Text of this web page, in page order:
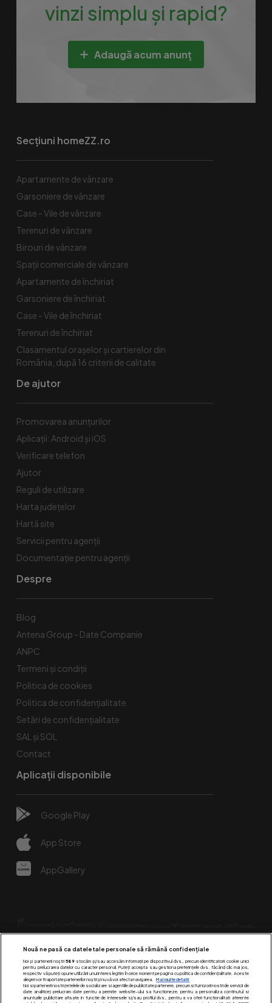
vinzi simplu și rapid?
Adaugă acum anunț
Secțiuni homeZZ.ro
Apartamente de vânzare
Garsoniere de vânzare
Case - Vile de vânzare
Terenuri de vânzare
Birouri de vânzare
Spaţii comerciale de vânzare
Apartamente de închiriat
Garsoniere de închiriat
Case - Vile de închiriat
Terenuri de închiriat
Clasamentul orașelor și cartierelor din
România, după 16 criterii de calitate
De ajutor
Promovarea anunțurilor
Aplicații: Android și iOS
Verificare telefon
Ajutor
Reguli de utilizare
Harta județelor
Hartă site
Servicii pentru agenții
Documentație pentru agenții
Despre
Blog
Antena Group - Date Companie
ANPC
Termeni și condiții
Politica de cookies
Politica de confidențialitate
Setări de confidențialitate
SAL și SOL
Contact
Aplicații disponibile
Google Play
App Store
AppGallery
Urmărește-ne pe:
Nouă ne pasă ca datele tale personale să rămână confidențiale
Noi și partenerii noștri 589stocăm și/sau accesăm informații pe dispozitivul dvs., precum identificatorii cookie unici
pentru prelucrarea datelor cu caracter personal. Puteți accepta sau gestiona preferințele dvs. făcând clic mai jos,
respectiv vă puteți opune utilizării unui interes legitim în orice moment pe pagina cu politica de confidențialitate. Aceste
alegeri vor fi raportate partenerilor noștri și nu vă vor afecta navigarea.
Mai multe detalii
Noi si partenerii nostri (retelele de socializare si agentiile de publicitate partenere, precum si furnizorii nostri de servicii de
date analitice) prelucram date pentru a permite website-ului sa functioneze, pentru a personaliza continutul si
anunturile publicitare afisate in functie de interesele si/sau profilul dvs., pentru a va oferi functionalitati aferente